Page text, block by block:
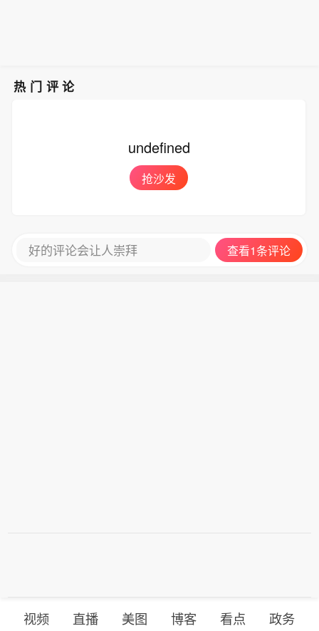
热门评论
undefined
抢沙发
好的评论会让人崇拜 查看1条评论
视频 直播 美图 博客 看点 政务